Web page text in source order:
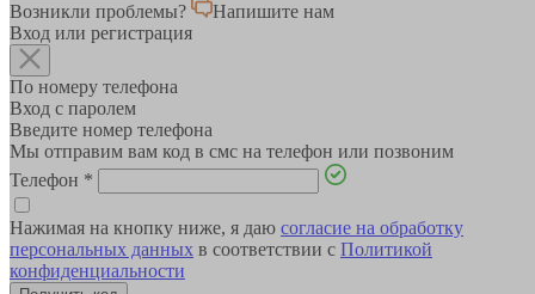
Возникли проблемы?
Напишите нам
Вход или регистрация
По номеру телефона
Вход с паролем
Введите номер телефона
Мы отправим вам код в смс на телефон или позвоним
Телефон *
Нажимая на кнопку ниже, я даю согласие на обработку
персональных данных в соответствии с Политикой
конфиденциальности